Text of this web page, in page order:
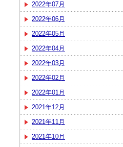
2022年07月
2022年06月
2022年05月
2022年04月
2022年03月
2022年02月
2022年01月
2021年12月
2021年11月
2021年10月